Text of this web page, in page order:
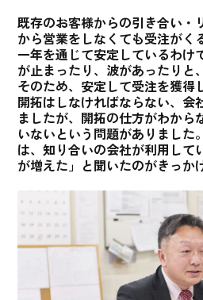
既存のお客様からの引き合い・
から営業をしなくても受注がく
一年を通じて安定しているわけ
が止まったり、波があったりと
そのため、安定して受注を獲得
開拓はしなければならない、会
ましたが、開拓の仕方がわから
いないという問題がありました
は、知り合いの会社が利用して
が増えた」と聞いたのがきっか